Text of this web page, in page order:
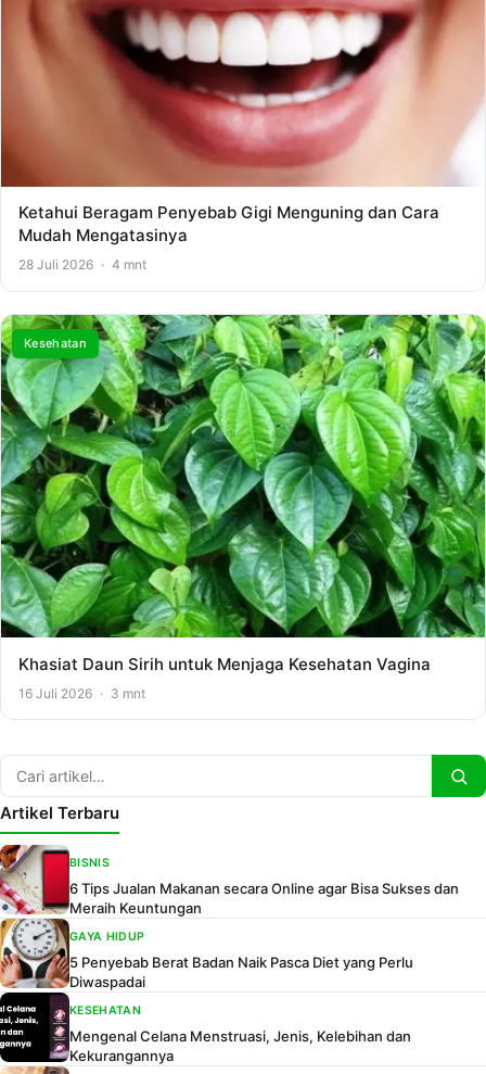
Ketahui Beragam Penyebab Gigi Menguning dan Cara
Mudah Mengatasinya
28 Juli 2026 · 4 mnt
Kesehatan
Khasiat Daun Sirih untuk Menjaga Kesehatan Vagina
16 Juli 2026 · 3 mnt
Artikel Terbaru
BISNIS
6 Tips Jualan Makanan secara Online agar Bisa Sukses dan
Meraih Keuntungan
GAYA HIDUP
5 Penyebab Berat Badan Naik Pasca Diet yang Perlu
Diwaspadai
KESEHATAN
Mengenal Celana Menstruasi, Jenis, Kelebihan dan
Kekurangannya